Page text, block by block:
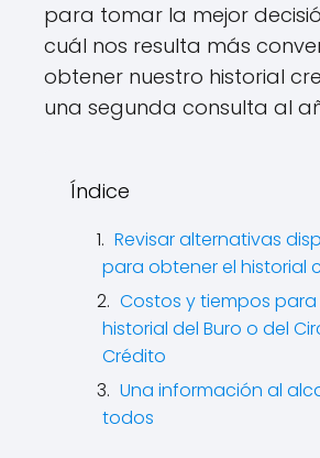
para tomar la mejor
cuál nos resulta más
obtener nuestro historial
una segunda consulta al
Índice
Revisar alternativas
para obtener el historial
Costos y tiempos
historial del Buro o del
Crédito
Una información al
todos